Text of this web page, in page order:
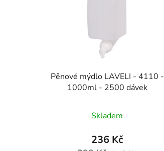
Pěnové mýdlo LAVELI - 4110 -
1000ml - 2500 dávek
Skladem
236 Kč